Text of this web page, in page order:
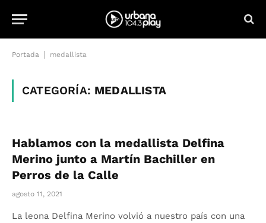
Portada medallista
CATEGORÍA: MEDALLISTA
Hablamos con la medallista Delfina
Merino junto a Martín Bachiller en
Perros de la Calle
agosto 11, 2021
La leona Delfina Merino volvió a nuestro país con una